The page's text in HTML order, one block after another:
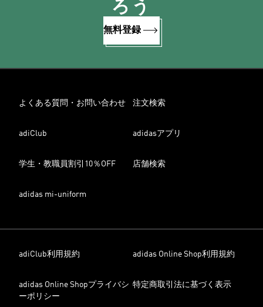
ろう
無料登録
よくある質問・お問い合わせ 注文検索
adiClub adidasアプリ
学生・教職員割引10％OFF 店舗検索
adidas mi-uniform
adiClub利用規約 adidas Online Shop利用規約
adidas Online Shopプライバシ
ーポリシー
特定商取引法に基づく表示